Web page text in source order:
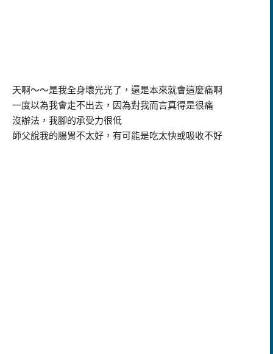
天啊～～是我全身壞光光了，還是本來就會這麼痛啊
一度以為我會走不出去，因為對我而言真得是很痛
沒辦法，我腳的承受力很低
師父說我的腸胃不太好，有可能是吃太快或吸收不好